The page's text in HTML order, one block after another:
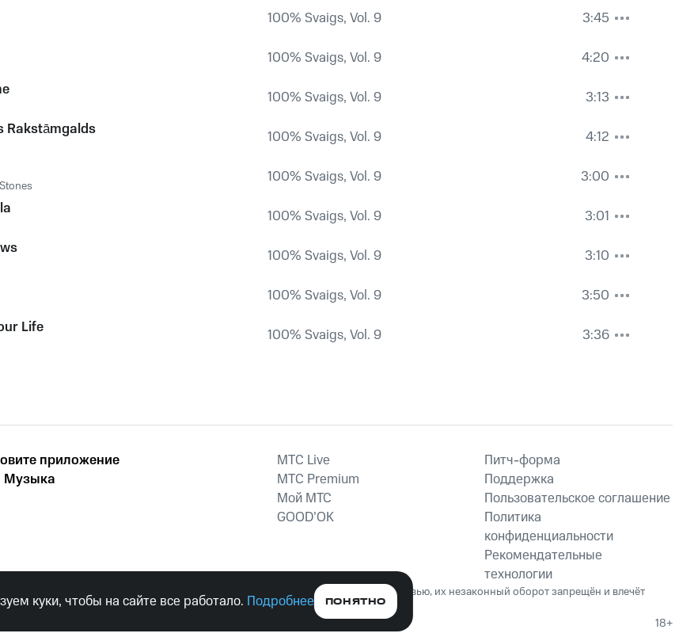
100% Svaigs, Vol. 9
3:45
100% Svaigs, Vol. 9
4:20
100% Svaigs, Vol. 9
3:13
Rakstāmgalds
100% Svaigs, Vol. 9
4:12
100% Svaigs, Vol. 9
3:00
100% Svaigs, Vol. 9
3:01
100% Svaigs, Vol. 9
3:10
100% Svaigs, Vol. 9
3:50
Life
100% Svaigs, Vol. 9 3:36
приложение
MTС Live
MTС Premium
Мой МТС
GOOD’OK
Питч-форма
Поддержка
Пользовательское соглашение
Политика
конфиденциальности
Рекомендательные
технологии
средств, психотропных веществ, их аналогов причиняет вред здоровью, их незаконный оборот запрещён и влечёт
ответственность.
защищены
18+
куки, чтобы на сайте все работало. Подробнее ПОНЯТНО